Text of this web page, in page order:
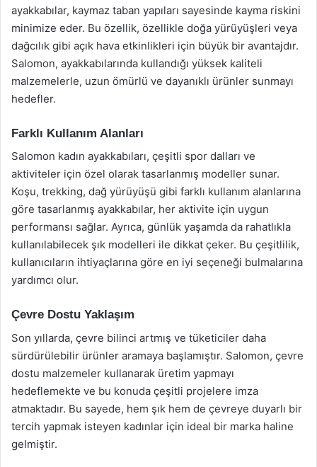
ayakkabılar, kaymaz taban yapıları sayesinde kayma riskini
minimize eder. Bu özellik, özellikle doğa yürüyüşleri veya
dağcılık gibi açık hava etkinlikleri için büyük bir avantajdır.
Salomon, ayakkabılarında kullandığı yüksek kaliteli
malzemelerle, uzun ömürlü ve dayanıklı ürünler sunmayı
hedefler.
Farklı Kullanım Alanları
Salomon kadın ayakkabıları, çeşitli spor dalları ve
aktiviteler için özel olarak tasarlanmış modeller sunar.
Koşu, trekking, dağ yürüyüşü gibi farklı kullanım alanlarına
göre tasarlanmış ayakkabılar, her aktivite için uygun
performansı sağlar. Ayrıca, günlük yaşamda da rahatlıkla
kullanılabilecek şık modelleri ile dikkat çeker. Bu çeşitlilik,
kullanıcıların ihtiyaçlarına göre en iyi seçeneği bulmalarına
yardımcı olur.
Çevre Dostu Yaklaşım
Son yıllarda, çevre bilinci artmış ve tüketiciler daha
sürdürülebilir ürünler aramaya başlamıştır. Salomon, çevre
dostu malzemeler kullanarak üretim yapmayı
hedeflemekte ve bu konuda çeşitli projelere imza
atmaktadır. Bu sayede, hem şık hem de çevreye duyarlı bir
tercih yapmak isteyen kadınlar için ideal bir marka haline
gelmiştir.